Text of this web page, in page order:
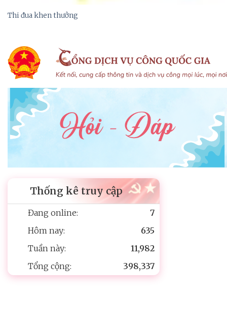
Thi đua khen thưởng
Thống kê truy cập
Đang online:
7
Hôm nay:
635
Tuần này:
11,982
Tổng cộng:
398,337